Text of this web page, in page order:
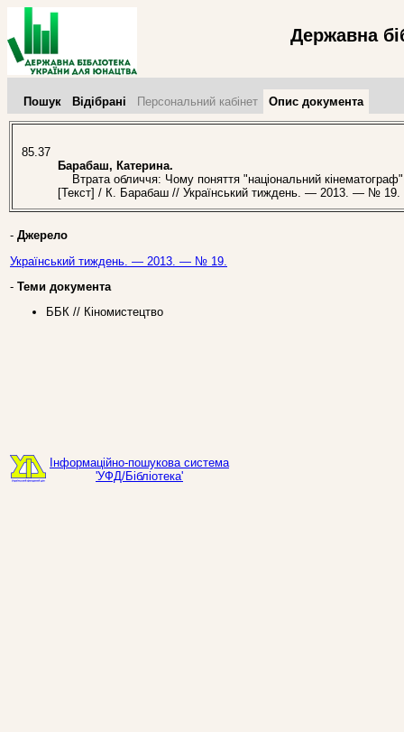
Державна
Пошук Відібрані Персональний кабінет Опис документа
85.37
Барабаш, Катерина.
Втрата обличчя: Чому поняття "національний кінематограф"
[Текст] / К. Барабаш // Український тиждень. — 2013. — №
- Джерело
Український тиждень. — 2013. — № 19.
- Теми документа
ББК // Кіномистецтво
Інформаційно-пошукова система
'УФД/Бібліотека'